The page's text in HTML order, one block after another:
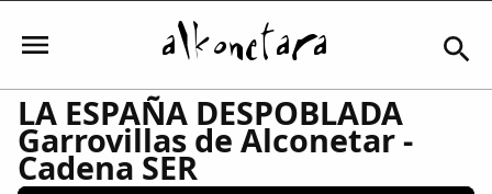
Iniciar sesión
LA ESPAÑA DESPOBLADA
Garrovillas de Alconetar -
Cadena SER